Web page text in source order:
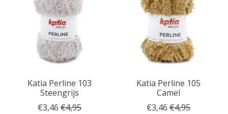
Katia Perline 103
Steengrijs
€3,46 €4,95
Katia Perline 105
Camel
€3,46 €4,95